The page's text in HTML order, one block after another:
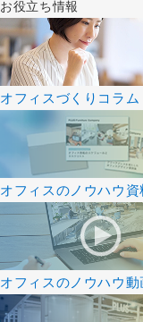
お役立ち情報
オフィスづくりコラム
オフィスのノウハウ資
オフィスのノウハウ動